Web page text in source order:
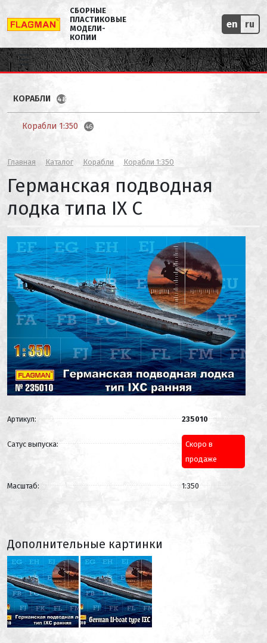
СБОРНЫЕ
ПЛАСТИКОВЫЕ
МОДЕЛИ-
КОПИИ
en ru
КОРАБЛИ 48
Корабли 1:350 46
Главная Каталог Корабли Корабли 1:350
Германская подводная
лодка типа IX C
Артикул: 235010
Сатус выпуска:
Скоро в
продаже
Масштаб: 1:350
Дополнительные картинки